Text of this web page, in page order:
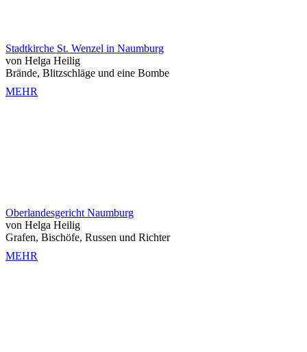
Stadtkirche St. Wenzel in Naumburg
von Helga Heilig
Brände, Blitzschläge und eine Bombe
MEHR
Oberlandesgericht Naumburg
von Helga Heilig
Grafen, Bischöfe, Russen und Richter
MEHR